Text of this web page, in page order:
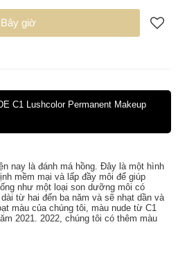
giờ
C1 Lushcolor Permanent Makeup
nay là đánh má hồng. Đây là một hình
mềm mại và lấp đầy môi để giúp
như một loại son dưỡng môi có
từ hai đến ba năm và sẽ nhạt dần và
màu của chúng tôi, màu nude từ C1
2021. 2022, chúng tôi có thêm màu